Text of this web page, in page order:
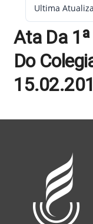
Ultima
Ata Da
Do